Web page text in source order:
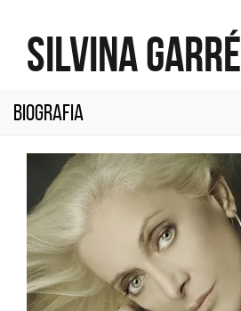
Silvina Garré
Biografia